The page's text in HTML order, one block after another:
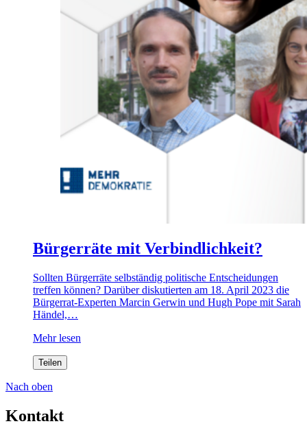
Bürgerräte mit Verbindlichkeit?
Sollten Bürgerräte selbständig politische Entscheidungen
treffen können? Darüber diskutierten am 18. April 2023 die
Bürgerrat-Experten Marcin Gerwin und Hugh Pope mit Sarah
Händel,…
Mehr lesen
Teilen
Nach oben
Kontakt